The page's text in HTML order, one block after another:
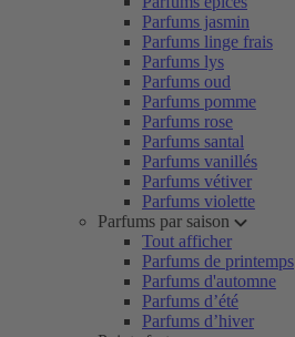
Parfums jasmin
Parfums linge frais
Parfums lys
Parfums oud
Parfums pomme
Parfums rose
Parfums santal
Parfums vanillés
Parfums vétiver
Parfums violette
Parfums par saison
Tout afficher
Parfums de printemps
Parfums d'automne
Parfums d’été
Parfums d’hiver